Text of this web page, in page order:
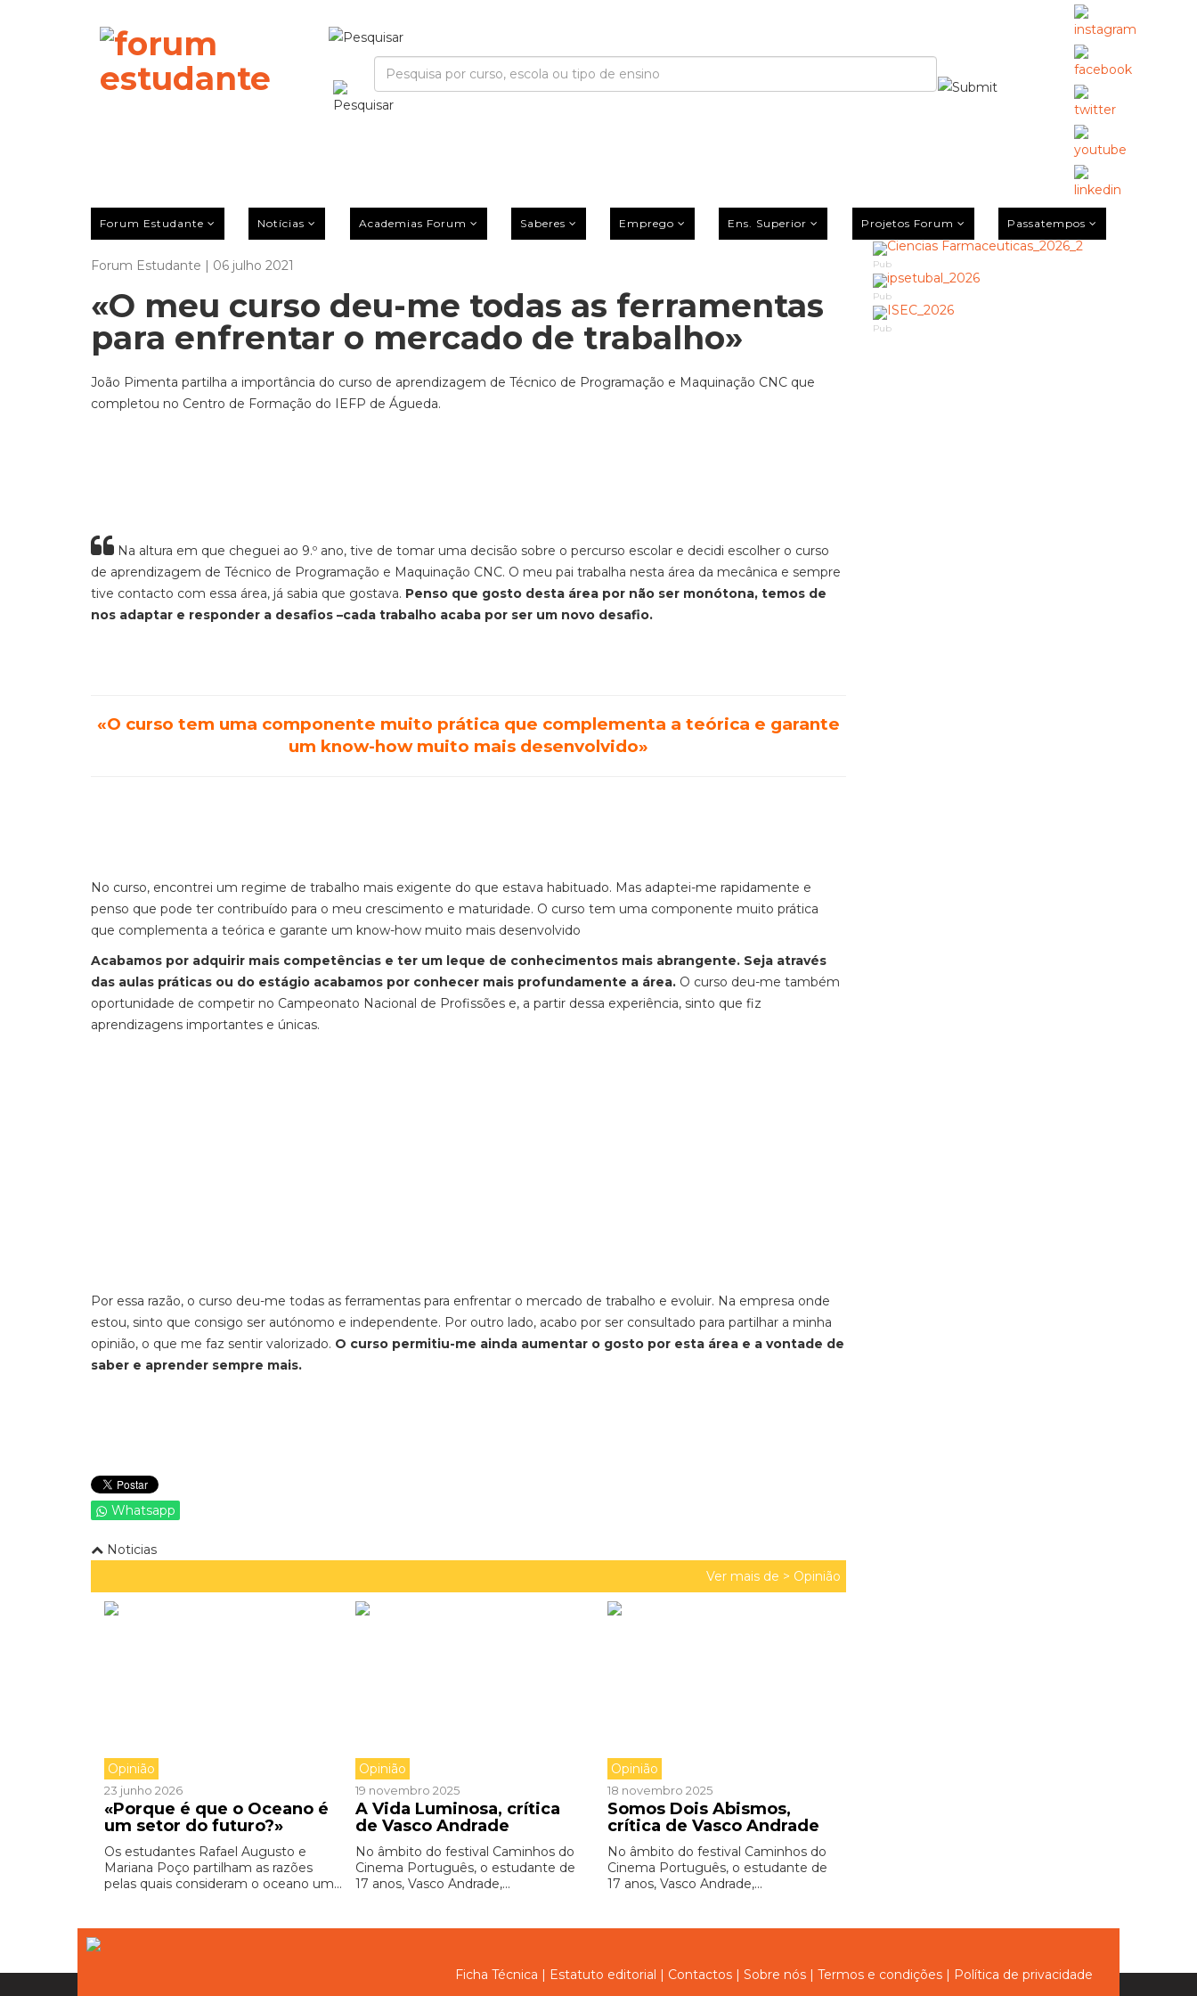
Forum Estudante Notícias Academias Forum Saberes Emprego Ens. Superior Projetos Forum Passatempos
Forum Estudante | 06 julho 2021
«O meu curso deu-me todas as ferramentas
para enfrentar o mercado de trabalho»
João Pimenta partilha a importância do curso de aprendizagem de Técnico de Programação e Maquinação CNC que
completou no Centro de Formação do IEFP de Águeda.
Na altura em que cheguei ao 9.º ano, tive de tomar uma decisão sobre o percurso escolar e decidi escolher o curso
de aprendizagem de Técnico de Programação e Maquinação CNC. O meu pai trabalha nesta área da mecânica e sempre
tive contacto com essa área, já sabia que gostava. Penso que gosto desta área por não ser monótona, temos de
nos adaptar e responder a desafios –cada trabalho acaba por ser um novo desafio.
«O curso tem uma componente muito prática que complementa a teórica e garante
um know-how muito mais desenvolvido»
No curso, encontrei um regime de trabalho mais exigente do que estava habituado. Mas adaptei-me rapidamente e
penso que pode ter contribuído para o meu crescimento e maturidade. O curso tem uma componente muito prática
que complementa a teórica e garante um know-how muito mais desenvolvido
Acabamos por adquirir mais competências e ter um leque de conhecimentos mais abrangente. Seja através
das aulas práticas ou do estágio acabamos por conhecer mais profundamente a área. O curso deu-me também
oportunidade de competir no Campeonato Nacional de Profissões e, a partir dessa experiência, sinto que fiz
aprendizagens importantes e únicas.
Por essa razão, o curso deu-me todas as ferramentas para enfrentar o mercado de trabalho e evoluir. Na empresa onde
estou, sinto que consigo ser autónomo e independente. Por outro lado, acabo por ser consultado para partilhar a minha
opinião, o que me faz sentir valorizado. O curso permitiu-me ainda aumentar o gosto por esta área e a vontade de
saber e aprender sempre mais.
Whatsapp
Noticias
Ver mais de > Opinião
Opinião
23 junho 2026
«Porque é que o Oceano é
um setor do futuro?»
Os estudantes Rafael Augusto e
Mariana Poço partilham as razões
pelas quais consideram o oceano um...
Opinião
19 novembro 2025
A Vida Luminosa, crítica
de Vasco Andrade
No âmbito do festival Caminhos do
Cinema Português, o estudante de
17 anos, Vasco Andrade,...
Opinião
18 novembro 2025
Somos Dois Abismos,
crítica de Vasco Andrade
No âmbito do festival Caminhos do
Cinema Português, o estudante de
17 anos, Vasco Andrade,...
Pub
Pub
Pub
Ficha Técnica | Estatuto editorial | Contactos | Sobre nós | Termos e condições | Política de privacidade